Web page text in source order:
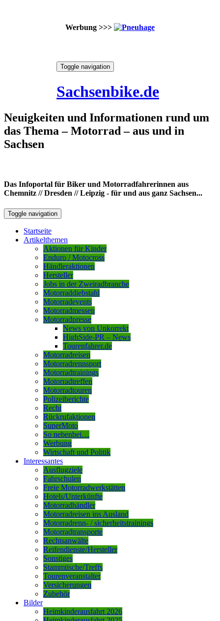
Werbung >>>
Toggle navigation
Sachsenbike.de
Neuigkeiten und Informationen rund um
das Thema – Motorrad – aus und in
Sachsen
Das Infoportal für Biker und Motorradfahrerinnen aus
Chemnitz // Dresden // Leipzig - für und aus ganz Sachsen...
Toggle navigation
Startseite
Artikelthemen
Aktionen für Kinder
Enduro / Motocross
Händleraktionen
Hersteller
Jobs in der Zweiradbranche
Motorraddiebstahl
Motorradevents
Motorradmessen
Motorradpresse
News von Unkorrekt
HighSide-PR – News
Tourenfahrer.de
Motorradreisen
Motorradrennsport
Motorradtrainings
Motorradtreffen
Motorradtouren
Polizeiberichte
Recht
Rückrufaktionen
SuperMoto
So nebenbei…
Werbung
Wirtschaft und Politik
Interessantes
Ausflugziele
Fahrschulen
Freie Motorradwerkstätten
Hotels/Unterkünfte
Motorradhändler
Motorradreisen ins Ausland
Motorradrenn- / sicherheitstrainings
Motorradtransporte
Rechtsanwälte
Reifendienste/Hersteller
Sonstiges
Stammtische/Treffs
Tourenveranstalter
Versicherungen
Zubehör
Bilder
Heimkinderausfahrt 2026